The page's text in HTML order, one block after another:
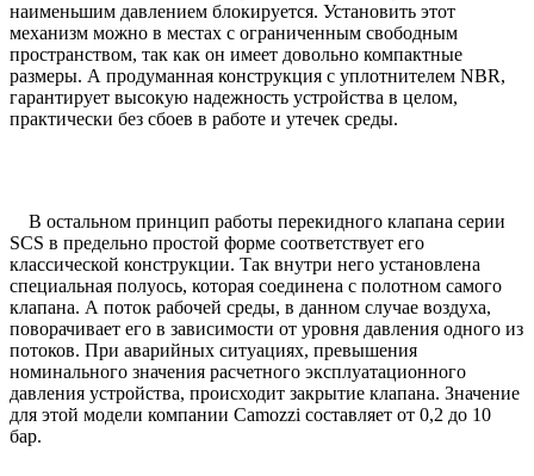
наименьшим давлением блокируется. Установить этот
механизм можно в местах с ограниченным свободным
пространством, так как он имеет довольно компактные
размеры. А продуманная конструкция с уплотнителем NBR,
гарантирует высокую надежность устройства в целом,
практически без сбоев в работе и утечек среды.
В остальном принцип работы перекидного клапана серии
SCS в предельно простой форме соответствует его
классической конструкции. Так внутри него установлена
специальная полуось, которая соединена с полотном самого
клапана. А поток рабочей среды, в данном случае воздуха,
поворачивает его в зависимости от уровня давления одного из
потоков. При аварийных ситуациях, превышения
номинального значения расчетного эксплуатационного
давления устройства, происходит закрытие клапана. Значение
для этой модели компании Camozzi составляет от 0,2 до 10
бар.